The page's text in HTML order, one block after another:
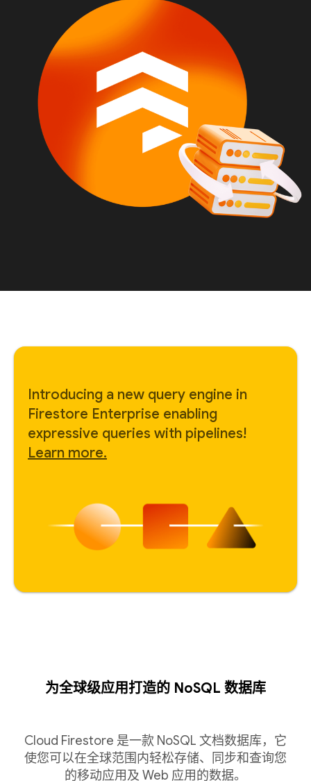
Introducing a new query engine in
Firestore Enterprise enabling
expressive queries with pipelines!
Learn more.
为全球级应用打造的 NoSQL 数据库
Cloud Firestore 是一款 NoSQL 文档数据库，它
使您可以在全球范围内轻松存储、同步和查询您
的移动应用及 Web 应用的数据。